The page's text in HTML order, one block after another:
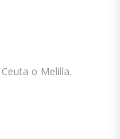
o Melilla.